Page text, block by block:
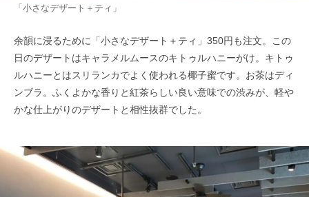
「小さなデザート＋ティ」
余韻に浸るために「小さなデザート＋ティ」350円も注文。この
日のデザートはキャラメルムースのキトゥルハニーがけ。キトゥ
ルハニーとはスリランカでよく使われる椰子蜜です。お茶はディ
ンブラ。ふくよかな香りと紅茶らしい良い意味での渋みが、軽や
かな仕上がりのデザートと相性抜群でした。